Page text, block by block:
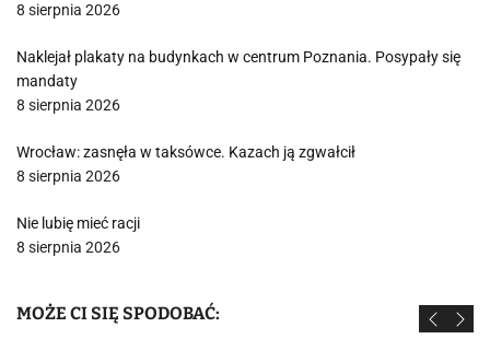
8 sierpnia 2026
Naklejał plakaty na budynkach w centrum Poznania. Posypały się
mandaty
8 sierpnia 2026
Wrocław: zasnęła w taksówce. Kazach ją zgwałcił
8 sierpnia 2026
Nie lubię mieć racji
8 sierpnia 2026
MOŻE CI SIĘ SPODOBAĆ: